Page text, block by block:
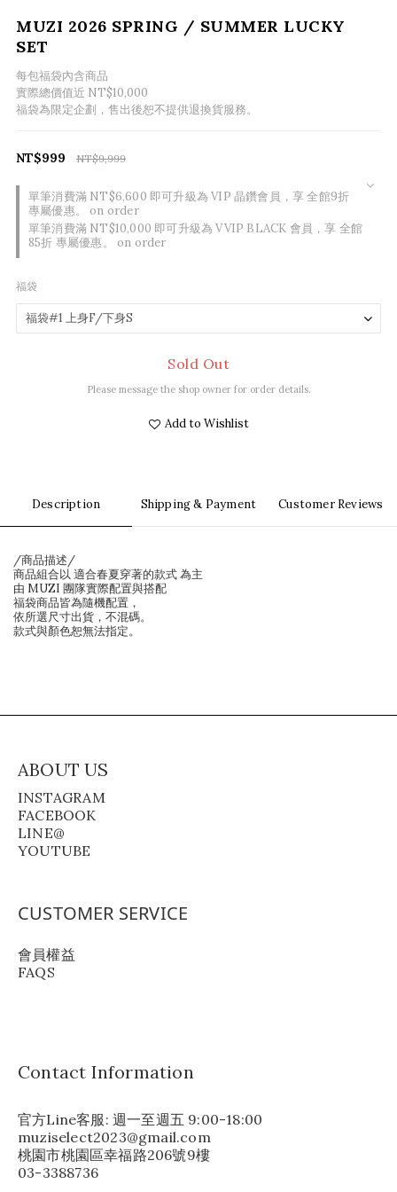
MUZI 2026 SPRING / SUMMER LUCKY
SET
每包福袋內含商品
實際總價值近 NT$10,000
福袋為限定企劃，售出後恕不提供退換貨服務。
單筆消費滿 NT$6,600 即可升級為 VIP 晶鑽會員，享 全館9折
專屬優惠。 on order
單筆消費滿 NT$10,000 即可升級為 VVIP BLACK 會員，享 全館
85折 專屬優惠。 on order
NT$9,999
NT$999
福袋
Sold Out
Please message the shop owner for order details.
Add to Wishlist
Description Shipping & Payment Customer Reviews
/商品描述/
商品組合以 適合春夏穿著的款式 為主
由 MUZI 團隊實際配置與搭配
福袋商品皆為隨機配置，
依所選尺寸出貨，不混碼。
款式與顏色恕無法指定。
ABOUT US
INSTAGRAM
FACEBOOK
LINE@
YOUTUBE
CUSTOMER SERVICE
會員權益
FAQS
Contact Information
官方Line客服: 週一至週五 9:00-18:00
muziselect2023@gmail.com
桃園市桃園區幸福路206號9樓
03-3388736